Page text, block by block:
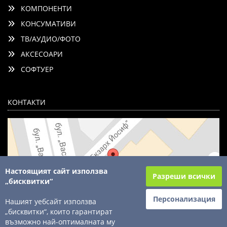
КОМПОНЕНТИ
КОНСУМАТИВИ
ТВ/АУДИО/ФОТО
АКСЕСОАРИ
СОФТУЕР
КОНТАКТИ
Настоящият сайт използва
„бисквитки“
Нашият уебсайт използва
„бисквитки“, които гарантират
възможно най-оптималната му
Разреши всички
Персонализация